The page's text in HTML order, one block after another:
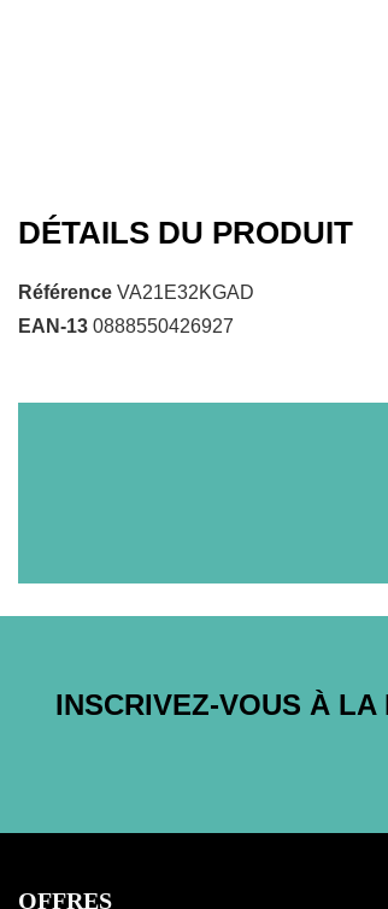
DÉTAILS DU PRODUIT
Référence VA21E32KGAD
EAN-13 0888550426927
INSCRIVEZ-VOUS À LA
OFFRES